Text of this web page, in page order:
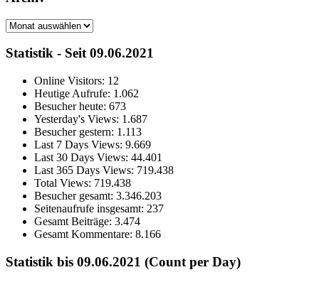
Archiv
Statistik - Seit 09.06.2021
Online Visitors: 12
Heutige Aufrufe: 1.062
Besucher heute: 673
Yesterday's Views: 1.687
Besucher gestern: 1.113
Last 7 Days Views: 9.669
Last 30 Days Views: 44.401
Last 365 Days Views: 719.438
Total Views: 719.438
Besucher gesamt: 3.346.203
Seitenaufrufe insgesamt: 237
Gesamt Beiträge: 3.474
Gesamt Kommentare: 8.166
Statistik bis 09.06.2021 (Count per Day)